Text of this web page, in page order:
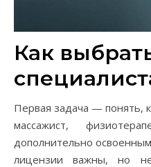
Как
Первая задача — понять,
массажист,
дополнительно
лицензии важны, но